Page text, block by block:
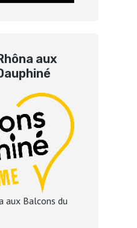
aux
aux Balcons du